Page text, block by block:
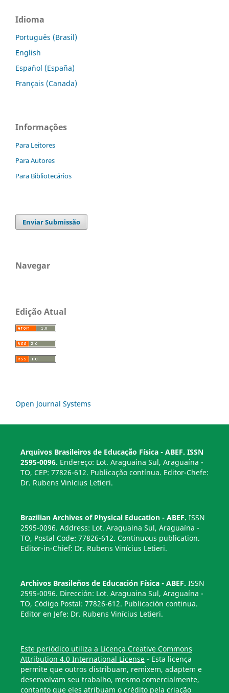
Idioma
Português (Brasil)
English
Español (España)
Français (Canada)
Informações
Para Leitores
Para Autores
Para Bibliotecários
Enviar Submissão
Navegar
Edição Atual
Open Journal Systems
Arquivos Brasileiros de Educação Física - ABEF. ISSN
2595-0096. Endereço: Lot. Araguaina Sul, Araguaína -
TO, CEP: 77826-612. Publicação contínua. Editor-Chefe:
Dr. Rubens Vinícius Letieri.
Brazilian Archives of Physical Education - ABEF. ISSN
2595-0096. Address: Lot. Araguaina Sul, Araguaína -
TO, Postal Code: 77826-612. Continuous publication.
Editor-in-Chief: Dr. Rubens Vinícius Letieri.
Archivos Brasileños de Educación Física - ABEF. ISSN
2595-0096. Dirección: Lot. Araguaina Sul, Araguaína -
TO, Código Postal: 77826-612. Publicación continua.
Editor en Jefe: Dr. Rubens Vinícius Letieri.
Este periódico utiliza a Licença Creative Commons
Attribution 4.0 International License- Esta licença
permite que outros distribuam, remixem, adaptem e
desenvolvam seu trabalho, mesmo comercialmente,
contanto que eles atribuam o crédito pela criação